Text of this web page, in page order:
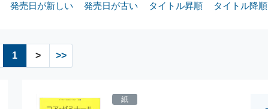
発売日が新しい 発売日が古い タイトル昇順 タイトル降順
1 > >>
紙